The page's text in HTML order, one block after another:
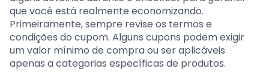
que você está realmente economizando.
Primeiramente, sempre revise os termos e
condições do cupom. Alguns cupons podem exigir
um valor mínimo de compra ou ser aplicáveis
apenas a categorias específicas de produtos.